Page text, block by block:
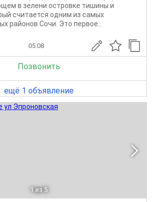
в зелени островке тишины и
считается одним из самых
районов Сочи. Это первое...
05.08
Позвонить
ещё 1 объявление
1 из 5